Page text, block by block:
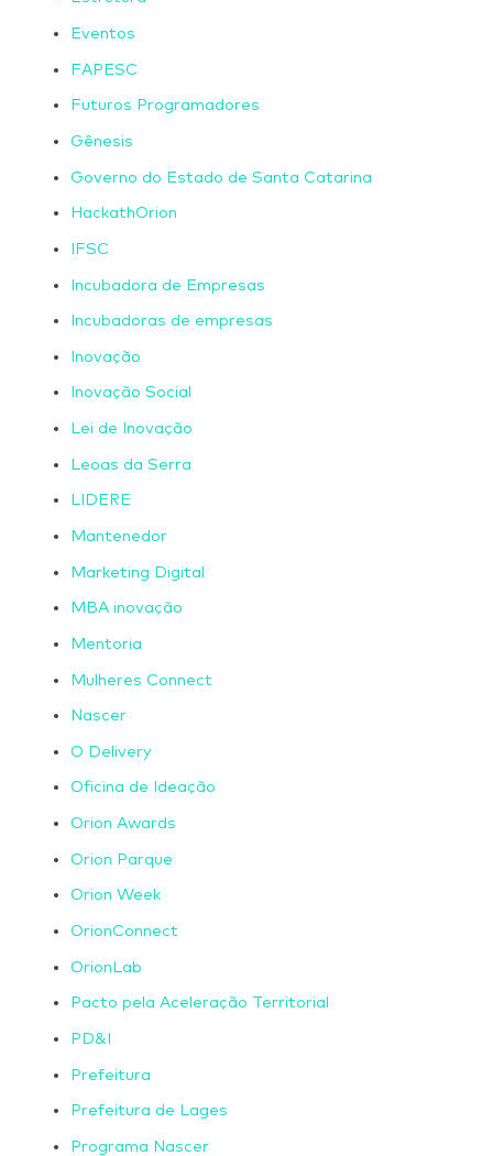
Eventos
FAPESC
Futuros Programadores
Gênesis
Governo do Estado de Santa Catarina
HackathOrion
IFSC
Incubadora de Empresas
Incubadoras de empresas
Inovação
Inovação Social
Lei de Inovação
Leoas da Serra
LIDERE
Mantenedor
Marketing Digital
MBA inovação
Mentoria
Mulheres Connect
Nascer
O Delivery
Oficina de Ideação
Orion Awards
Orion Parque
Orion Week
OrionConnect
OrionLab
Pacto pela Aceleração Territorial
PD&I
Prefeitura
Prefeitura de Lages
Programa Nascer